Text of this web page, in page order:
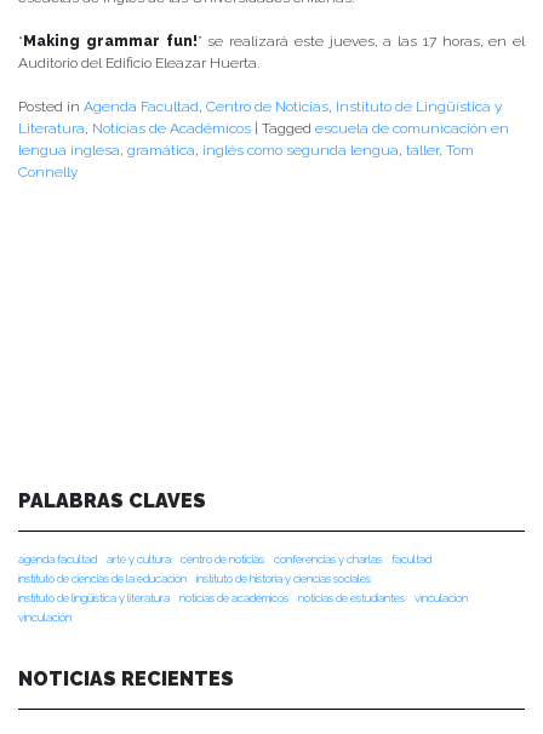
“ Making grammar fun!” se realizará este jueves, a las 17 horas, en el
Auditorio del Edificio Eleazar Huerta.
Posted in Agenda Facultad, Centro de Noticias, Instituto de Lingüística y
Literatura, Noticias de Académicos Tagged escuela de comunicación en
lengua inglesa, gramática, inglés como segunda lengua, taller, Tom
Connelly
PALABRAS CLAVES
agenda facultad arte y cultura centro de noticias conferencias y charlas
facultad
instituto de ciencias de la educación
instituto de historia y ciencias sociales
instituto de lingüística y literatura
noticias de académicos noticias de estudiantes
vinculacion
vinculación
NOTICIAS RECIENTES